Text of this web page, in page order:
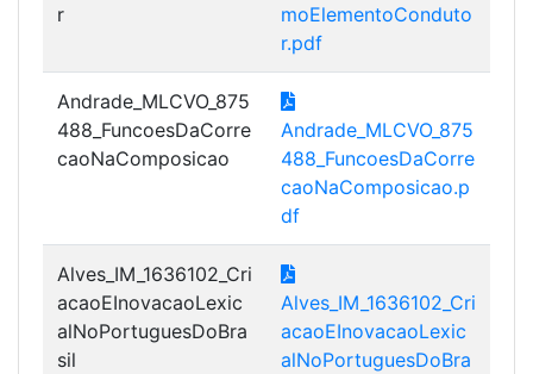
r
moElementoConduto
r.pdf
Andrade_MLCVO_875
488_FuncoesDaCorre
caoNaComposicao
Andrade_MLCVO_875
488_FuncoesDaCorre
caoNaComposicao.p
df
Alves_IM_1636102_Cri
acaoEInovacaoLexic
alNoPortuguesDoBra
sil
Alves_IM_1636102_Cri
acaoEInovacaoLexic
alNoPortuguesDoBra